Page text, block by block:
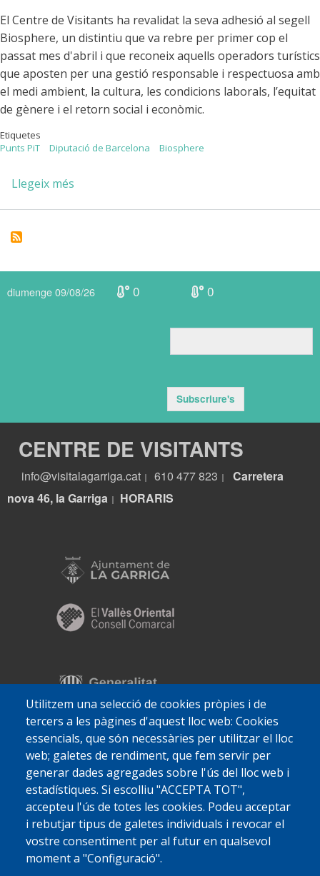
El Centre de Visitants ha revalidat la seva adhesió al segell
Biosphere, un distintiu que va rebre per primer cop el
passat mes d'abril i que reconeix aquells operadors turístics
que aposten per una gestió responsable i respectuosa amb
el medi ambient, la cultura, les condicions laborals, l’equitat
de gènere i el retorn social i econòmic.
Etiquetes
Punts PiT
Diputació de Barcelona Biosphere
Llegeix més
revalida
el
Utilitzem una selecció de cookies pròpies i de
tercers a les pàgines d'aquest lloc web: Cookies
essencials, que són necessàries per utilitzar el lloc
web; galetes de rendiment, que fem servir per
generar dades agregades sobre l'ús del lloc web i
estadístiques. Si escolliu "ACCEPTA TOT",
accepteu l'ús de totes les cookies. Podeu acceptar
i rebutjar tipus de galetes individuals i revocar el
vostre consentiment per al futur en qualsevol
moment a "Configuració".
diumenge 09/08/26 0 0
Subscriure's
CENTRE DE VISITANTS
info@visitalagarriga.cat 610 477 823
Carretera
nova 46, la Garriga
HORARIS